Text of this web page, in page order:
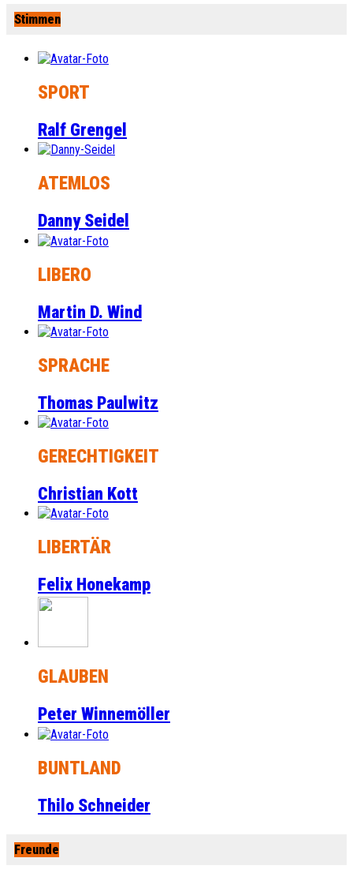
Stimmen
SPORT
Ralf Grengel
ATEMLOS
Danny Seidel
LIBERO
Martin D. Wind
SPRACHE
Thomas Paulwitz
GERECHTIGKEIT
Christian Kott
LIBERTÄR
Felix Honekamp
GLAUBEN
Peter Winnemöller
BUNTLAND
Thilo Schneider
Freunde